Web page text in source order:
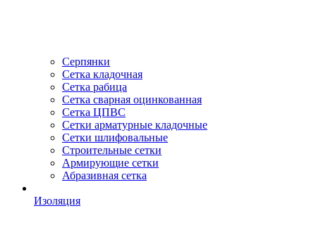
Серпянки
Сетка кладочная
Сетка рабица
Сетка сварная оцинкованная
Сетка ЦПВС
Сетки арматурные кладочные
Сетки шлифовальные
Строительные сетки
Армирующие сетки
Абразивная сетка
Изоляция